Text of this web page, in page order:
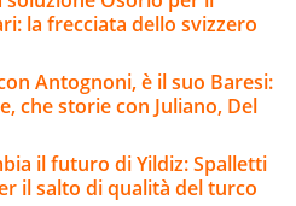
la frecciata dello svizzero
Antognoni, è il suo Baresi:
che storie con Juliano, Del
il futuro di Yildiz: Spalletti
il salto di qualità del turco